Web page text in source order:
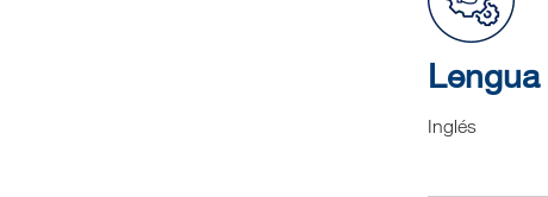
Lengua
Inglés